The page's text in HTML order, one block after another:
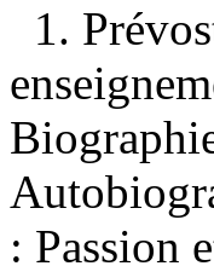
1.
: Passion